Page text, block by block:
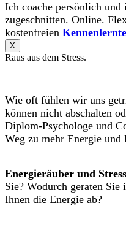
Ich coache persönlich
zugeschnitten. Online.
kostenfreien
X
Raus aus dem Stress.
Wie oft fühlen wir uns
können nicht abschalten
Diplom-Psychologe und
Weg zu mehr Energie und
Energieräuber und
Sie? Wodurch geraten Sie
Ihnen die Energie ab?